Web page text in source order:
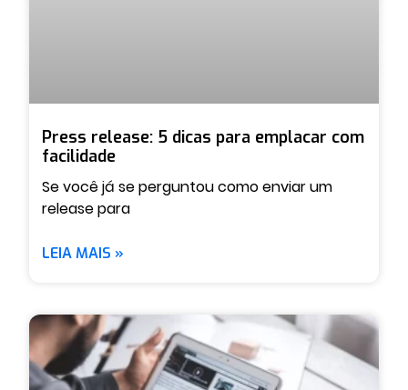
Press release: 5 dicas para emplacar com
facilidade
Se você já se perguntou como enviar um
release para
LEIA MAIS »